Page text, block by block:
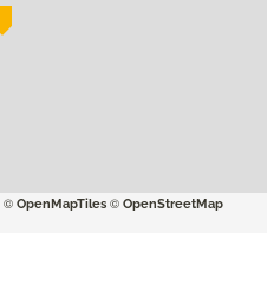
© OpenMapTiles © OpenStreetMap